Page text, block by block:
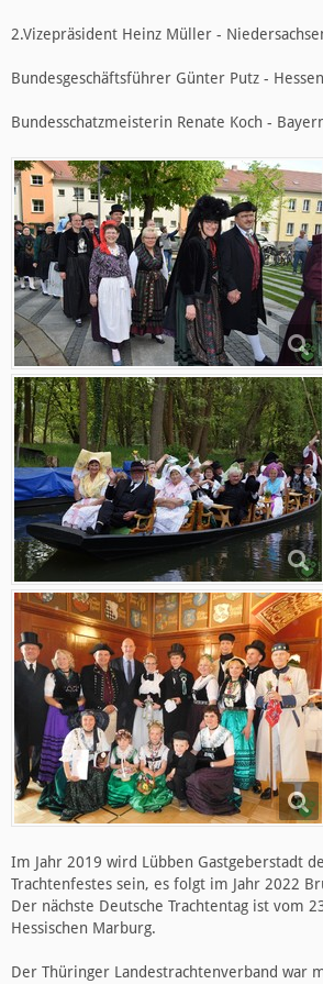
2.Vizepräsident Heinz Müller -
Bundesgeschäftsführer Günter Putz - Hessen
Bundesschatzmeisterin Renate Koch -
Im Jahr 2019 wird Lübben Gastgeberstadt
Trachtenfestes sein, es folgt im Jahr 2022
Der nächste Deutsche Trachtentag ist vom
Hessischen Marburg.
Der Thüringer Landestrachtenverband war